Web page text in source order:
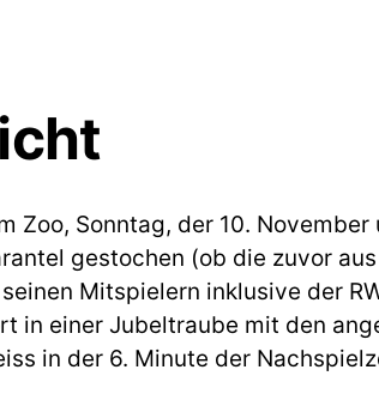
Zoo, Sonntag, der 10. November
gestochen (ob die zuvor
Mitspielern inklusive der
in einer Jubeltraube mit den
in der 6. Minute der